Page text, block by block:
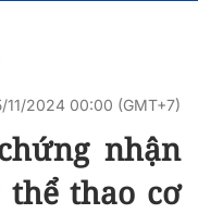
11/2024 00:00 (GMT+7)
nhận
thao cơ